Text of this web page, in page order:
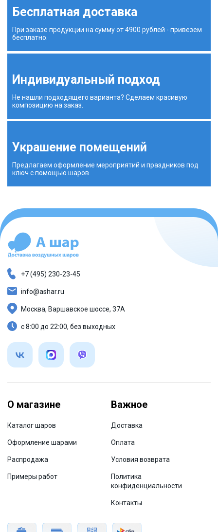
Бесплатная доставка
При заказе продукции на сумму от 4900 рублей - привезем
бесплатно.
Индивидуальный подход
Не нашли подходящего варианта? Сделаем красивую
композицию на заказ.
Украшение помещений
Предлагаем оформление мероприятий и праздников под
ключ с помощью шаров.
О магазине
Каталог шаров
Оформление шарами
Распродажа
Примеры работ
Важное
Доставка
Оплата
Условия возврата
Политика
конфиденциальности
Контакты
+7 (495) 230-23-45
info@ashar.ru
Москва, Варшавское шоссе, 37А
с 8:00 до 22:00, без выходных